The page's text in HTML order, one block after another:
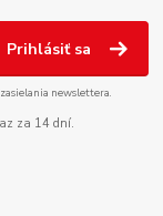
Prihlásiť sa
newslettera.
za 14 dní.